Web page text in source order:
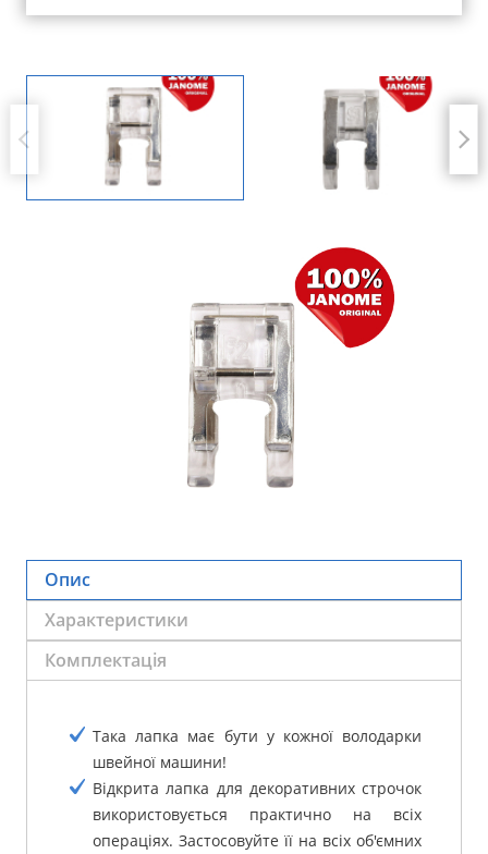
Опис
Характеристики
Комплектація
Така лапка має бути у кожної володарки
швейної машини!
Відкрита лапка для декоративних строчок
використовується практично на всіх
операціях. Застосовуйте її на всіх об'ємних